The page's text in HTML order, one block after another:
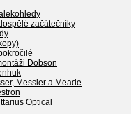
začátečníky
Dobson
Messier a Meade
Optical